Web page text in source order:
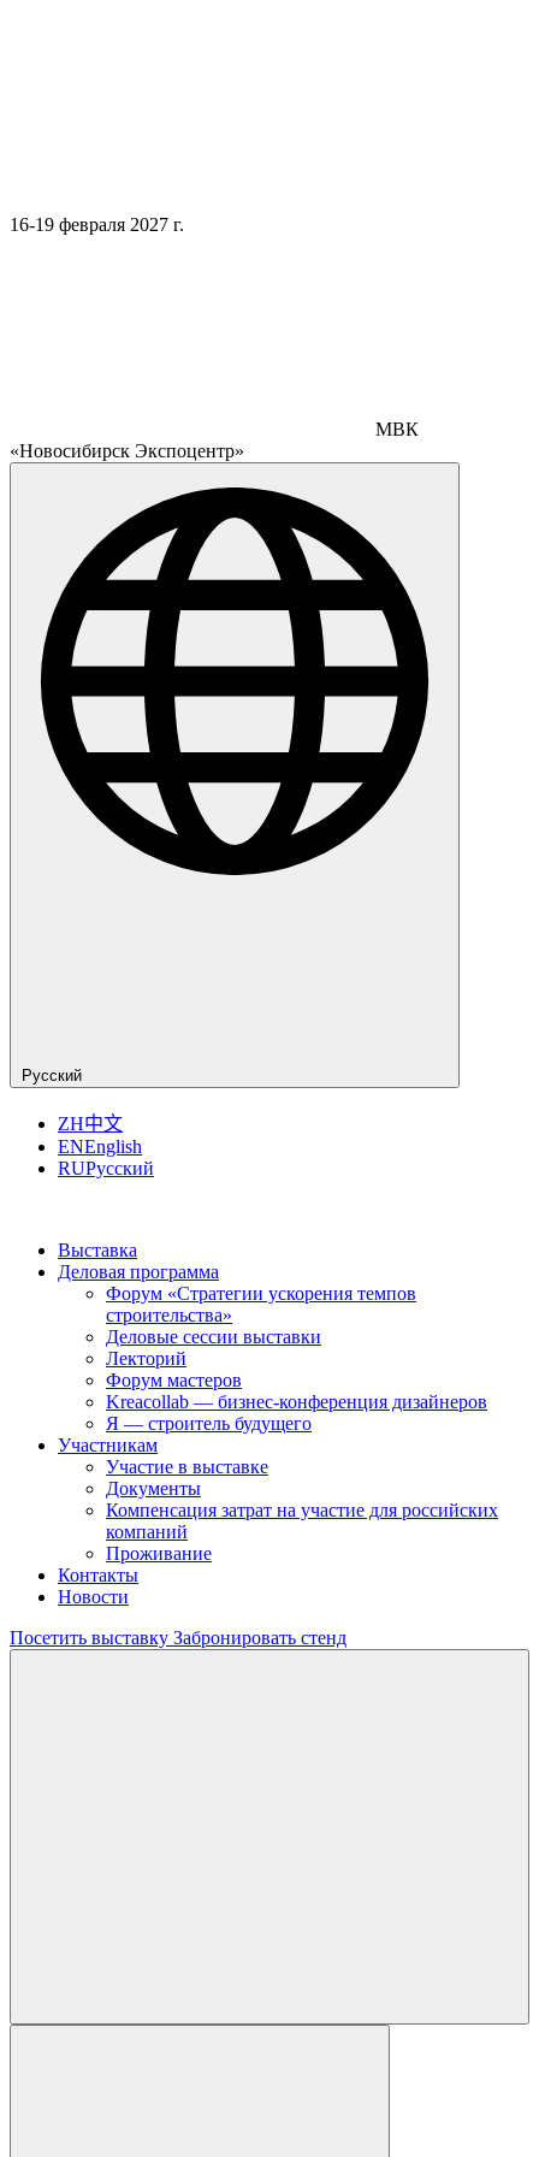
16-19 февраля 2027 г.
МВК
«Новосибирск Экспоцентр»
Русский
ZH中文
ENEnglish
RUРусский
Выставка
Деловая программа
Форум «Стратегии ускорения темпов
строительства»
Деловые сессии выставки
Лекторий
Форум мастеров
Kreacollab — бизнес-конференция дизайнеров
Я — строитель будущего
Участникам
Участие в выставке
Документы
Компенсация затрат на участие для российских
компаний
Проживание
Контакты
Новости
Посетить выставку Забронировать стенд